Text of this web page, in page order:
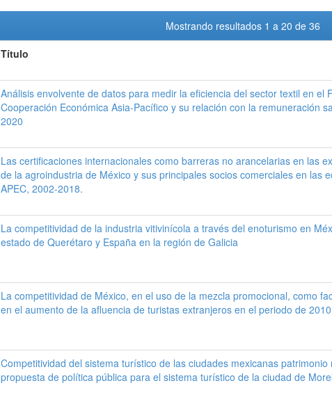
Mostrando resultados 1 a 20 de 36
Título
Análisis envolvente de datos para medir la eficiencia del sector textil en el
Cooperación Económica Asia-Pacífico y su relación con la remuneración
2020
Las certificaciones internacionales como barreras no arancelarias en las
de la agroindustria de México y sus principales socios comerciales en las
APEC, 2002-2018.
La competitividad de la industria vitivinícola a través del enoturismo en
estado de Querétaro y España en la región de Galicia
La competitividad de México, en el uso de la mezcla promocional, como
en el aumento de la afluencia de turistas extranjeros en el periodo de
Competitividad del sistema turístico de las ciudades mexicanas patrimonio
propuesta de política pública para el sistema turístico de la ciudad de